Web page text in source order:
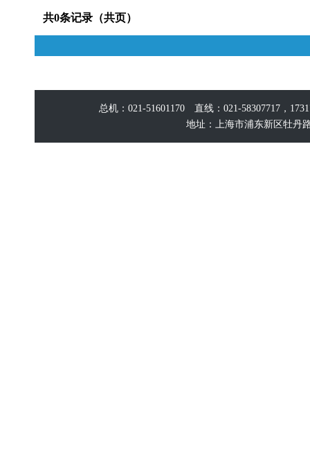
共0条记录（共页）
总机：021-51601170 直线：021-58307717，
地址：上海市浦东新区牡丹